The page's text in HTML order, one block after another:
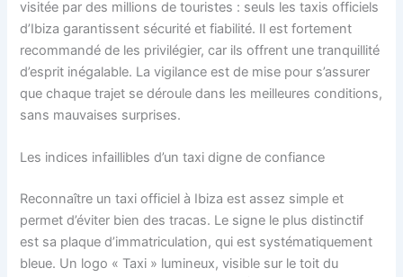
visitée par des millions de touristes : seuls les taxis officiels
d’Ibiza garantissent sécurité et fiabilité. Il est fortement
recommandé de les privilégier, car ils offrent une tranquillité
d’esprit inégalable. La vigilance est de mise pour s’assurer
que chaque trajet se déroule dans les meilleures conditions,
sans mauvaises surprises.
Les indices infaillibles d’un taxi digne de confiance
Reconnaître un taxi officiel à Ibiza est assez simple et
permet d’éviter bien des tracas. Le signe le plus distinctif
est sa plaque d’immatriculation, qui est systématiquement
bleue. Un logo « Taxi » lumineux, visible sur le toit du